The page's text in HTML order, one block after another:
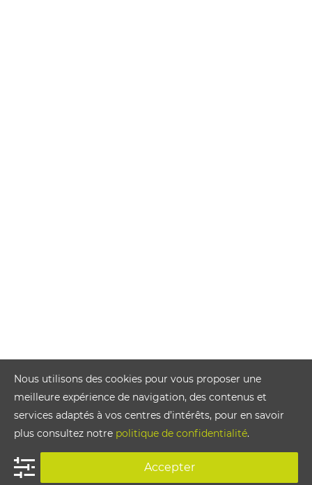
Nous utilisons des cookies pour vous proposer une
meilleure expérience de navigation, des contenus et
services adaptés à vos centres d’intérêts, pour en savoir
plus consultez notre politique de confidentialité.
Accepter